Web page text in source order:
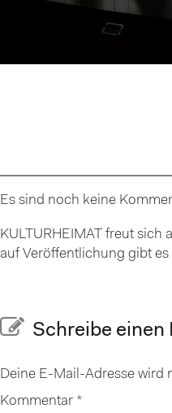
Es sind noch keine
KULTURHEIMAT freut
auf Veröffentlichung gibt
Schreibe einen
Deine E-Mail-Adresse wird
Kommentar *